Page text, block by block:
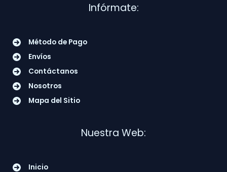
Infórmate:
Método de Pago
Envíos
Contáctanos
Nosotros
Mapa del Sitio
Nuestra Web:
Inicio